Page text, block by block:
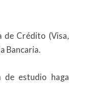
de Crédito (Visa,
Bancaria.
de estudio haga